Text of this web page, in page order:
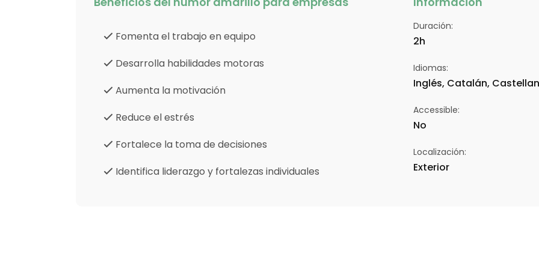
Fomenta el trabajo en equipo
Desarrolla habilidades motoras
Aumenta la motivación
Reduce el estrés
Fortalece la toma de decisiones
Identifica liderazgo y fortalezas individuales
Duración:
2h
Idiomas:
Inglés, Catalán,
Accessible:
No
Localización:
Exterior